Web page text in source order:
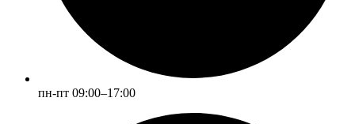
пн-пт 09:00–17:00